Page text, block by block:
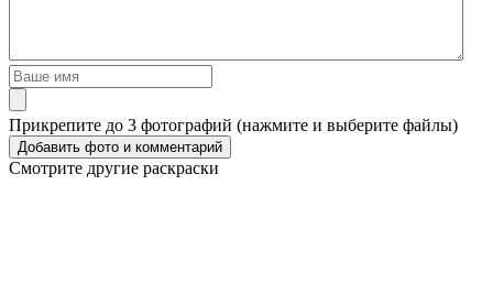
Прикрепите до 3 фотографий (нажмите и выберите файлы)
Смотрите другие раскраски